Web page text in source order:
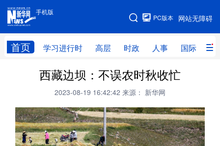
手机版
网站无障碍
PC版本
首页 学习进行时 高层 时政 人事 国际 财
手机版
网站地图
学习进行时 高层 时政
财经 网评
台湾 思客智库 全球连线 教育
科技 科创 量子 体育
西藏边坝：不误农时秋收忙
2023-08-19 16:42:42 来源： 新华网